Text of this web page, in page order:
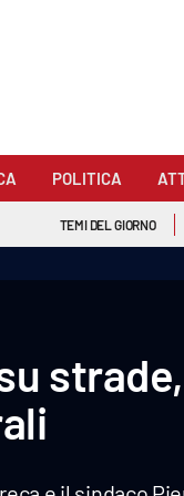
POLITICA
TEMI DEL GIORNO